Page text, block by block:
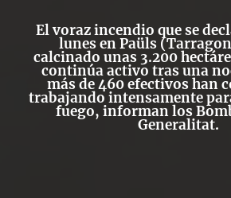
El voraz incendio que se
lunes en Paüls
calcinado unas 3.200
continúa activo tras una
más de 460 efectivos han
trabajando intensamente
fuego, informan los
Generalitat.